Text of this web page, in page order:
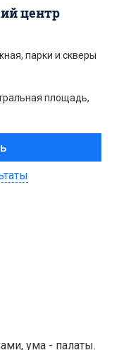
центр
парки и скверы
площадь,
ума - палаты.